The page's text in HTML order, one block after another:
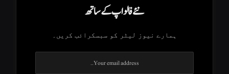
نئے فالو اپ کے ساتھ
ہمارے نیوز لیٹر کو سبسکرائب کریں۔